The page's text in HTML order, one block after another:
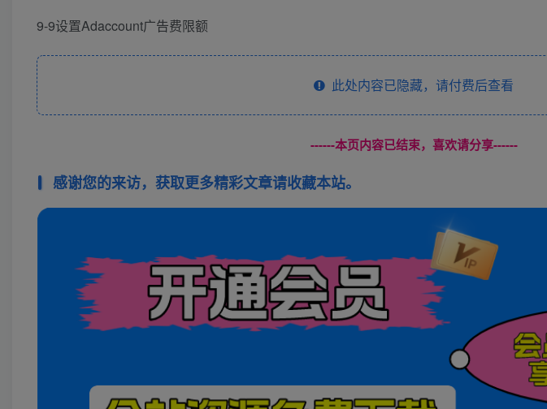
9-9设置Adaccount广告费限额
此处内容已隐藏，请付费后查看
------本页内容已结束，喜欢请分享------
感谢您的来访，获取更多精彩文章请收藏本站。